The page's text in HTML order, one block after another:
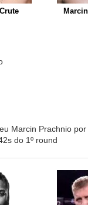
Marcin Prachnio
do 1º round